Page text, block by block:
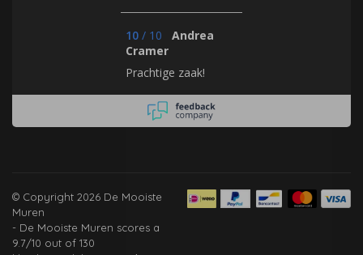
10 / 10
Andrea
Cramer
Prachtige zaak!
© Copyright 2026 De Mooiste
Muren
- De Mooiste Muren scores a
9.7/10 out of 130